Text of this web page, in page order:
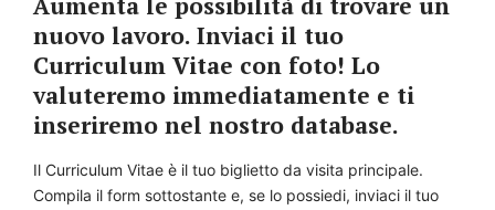
nuovo lavoro. Inviaci il tuo
Curriculum Vitae con foto! Lo
valuteremo immediatamente e ti
inseriremo nel nostro database.
Il Curriculum Vitae è il tuo biglietto da visita principale.
Compila il form sottostante e, se lo possiedi, inviaci il tuo